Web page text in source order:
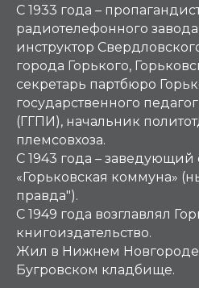
С 1933 года –
радиотелефонного
инструктор
города Горького,
секретарь партбюро
государственного
(ГГПИ), начальник
племсовхоза.
С 1943 года – заведующий
«Горьковская коммуна»
правда").
С 1949 года возглавлял
книгоиздательство.
Жил в Нижнем
Бугровском кладбище.